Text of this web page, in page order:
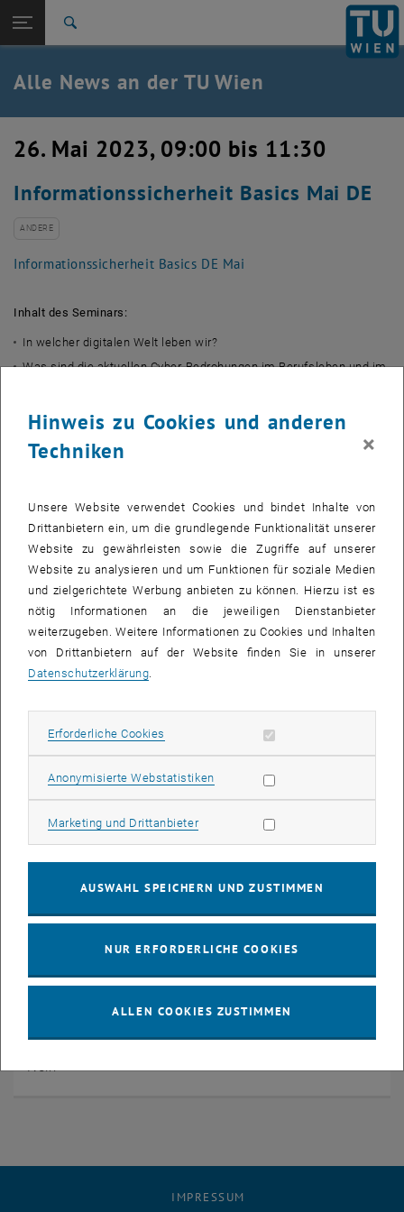
TU Login
Quicklinks
Quicklinks-Menü umschalten
Studium
Karriere
Zurück: Subseiten von TU Wien Startseite auflisten
Zurück zur letzten Ebene:
TU Wien Startseite
Übersicht
Alle News an der TU Wien
26. Mai 2023, 09:00 bis 11:30
Informationssicherheit Basics Mai DE
ANDERE
Informationssicherheit Basics DE Mai
Inhalt des Seminars:
In welcher digitalen Welt leben wir?
Was sind die aktuellen Cyber-Bedrohungen im Berufsleben und im
Welche Maßnahmen bieten Schutz?
Worauf müssen Sie im Home Office oder unterwegs besonders
achten?
Bewusstsein für die wichtigsten Risiken und Bedrohungen
Sicherheitsmaßnahmen verstehen & anwenden
Tipps für den beruflichen und privaten Alltag
Sicherheitsanforderungen verstehen
Veranstaltungsort
Zoom
https://tiss.tuwien.ac.at/tu_events/tu_event/10045
1040 Wien
Veranstalter
Marianne Rudigier
Nein
Kostenpflichtig
Anmeldung erforderlich
Nein
IMPRESSUM
Hinweis zu Cookies und anderen
Techniken
×
Unsere Website verwendet Cookies und bindet Inhalte von
Drittanbietern ein, um die grundlegende Funktionalität unserer
Website zu gewährleisten sowie die Zugriffe auf unserer
Website zu analysieren und um Funktionen für soziale Medien
und zielgerichtete Werbung anbieten zu können. Hierzu ist es
nötig Informationen an die jeweiligen Dienstanbieter
weiterzugeben. Weitere Informationen zu Cookies und Inhalten
von Drittanbietern auf der Website finden Sie in unserer
Datenschutzerklärung.
Erforderliche Cookies Erforderliche Cookies zulassen
Anonymisierte WebstatistikenStatistik Cookies zulassen
Marketing und DrittanbieterMarketing Cookies zulassen
AUSWAHL SPEICHERN UND ZUSTIMMEN
NUR ERFORDERLICHE COOKIES
ALLEN COOKIES ZUSTIMMEN